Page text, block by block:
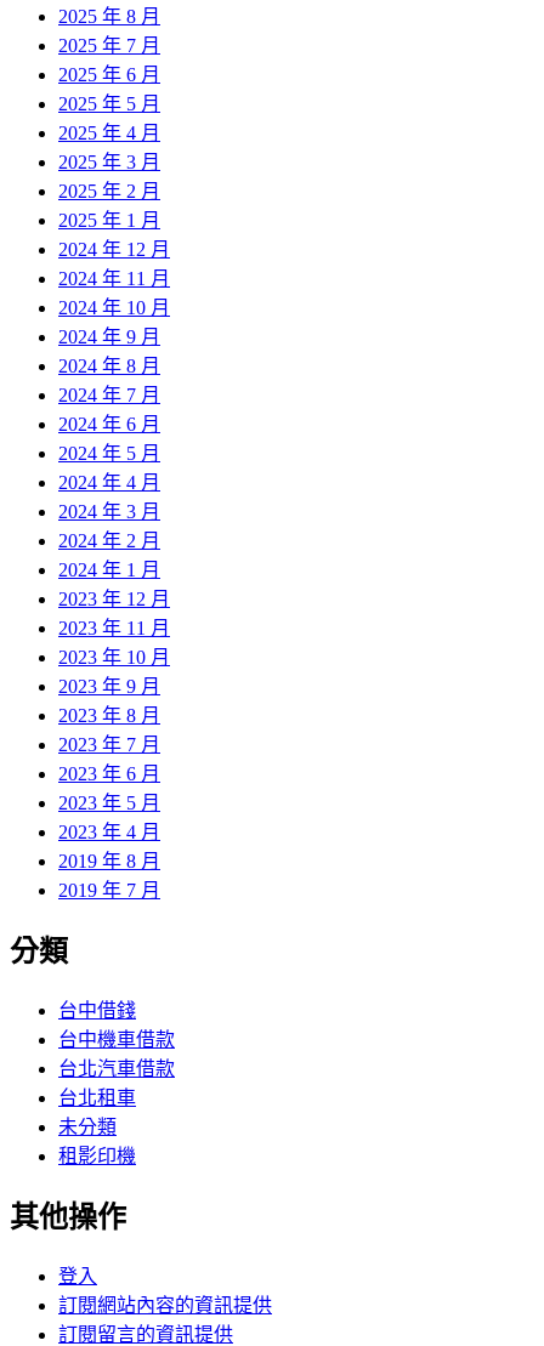
2025 年 8 月
2025 年 7 月
2025 年 6 月
2025 年 5 月
2025 年 4 月
2025 年 3 月
2025 年 2 月
2025 年 1 月
2024 年 12 月
2024 年 11 月
2024 年 10 月
2024 年 9 月
2024 年 8 月
2024 年 7 月
2024 年 6 月
2024 年 5 月
2024 年 4 月
2024 年 3 月
2024 年 2 月
2024 年 1 月
2023 年 12 月
2023 年 11 月
2023 年 10 月
2023 年 9 月
2023 年 8 月
2023 年 7 月
2023 年 6 月
2023 年 5 月
2023 年 4 月
2019 年 8 月
2019 年 7 月
分類
台中借錢
台中機車借款
台北汽車借款
台北租車
未分類
租影印機
其他操作
登入
訂閱網站內容的資訊提供
訂閱留言的資訊提供